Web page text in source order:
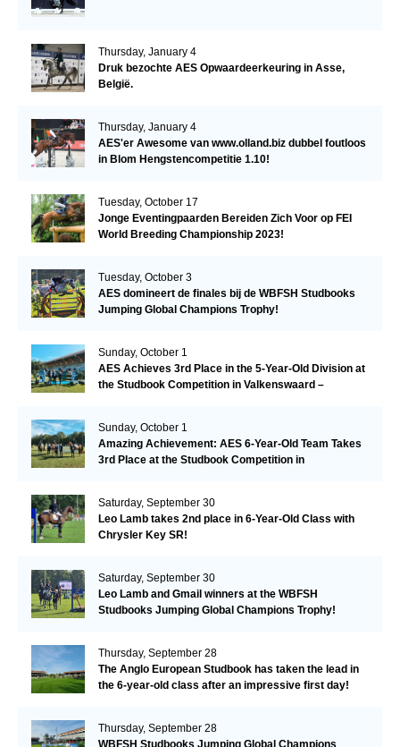
Thursday, January 4
Druk bezochte AES Opwaardeerkeuring in Asse,
België.
Thursday, January 4
AES'er Awesome van www.olland.biz dubbel foutloos
in Blom Hengstencompetitie 1.10!
Tuesday, October 17
Jonge Eventingpaarden Bereiden Zich Voor op FEI
World Breeding Championship 2023!
Tuesday, October 3
AES domineert de finales bij de WBFSH Studbooks
Jumping Global Champions Trophy!
Sunday, October 1
AES Achieves 3rd Place in the 5-Year-Old Division at
the Studbook Competition in Valkenswaard –
Sunday, October 1
Amazing Achievement: AES 6-Year-Old Team Takes
3rd Place at the Studbook Competition in
Saturday, September 30
Leo Lamb takes 2nd place in 6-Year-Old Class with
Chrysler Key SR!
Saturday, September 30
Leo Lamb and Gmail winners at the WBFSH
Studbooks Jumping Global Champions Trophy!
Thursday, September 28
The Anglo European Studbook has taken the lead in
the 6-year-old class after an impressive first day!​
Thursday, September 28